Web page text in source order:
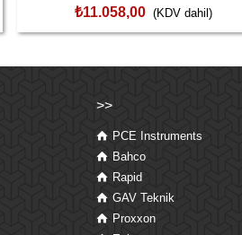
₺11.058,00 (KDV dahil)
>>
PCE Instruments
Bahco
Rapid
GAV Teknik
Proxxon